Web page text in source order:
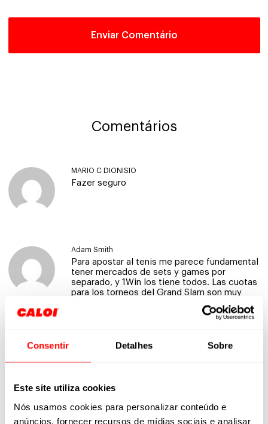
Consentir Detalhes Sobre
Este site utiliza cookies
Nós usamos cookies para personalizar conteúdo e
anúncios, fornecer recursos de mídias sociais e analisar
Comentários
MARIO C DIONISIO
Fazer seguro
Adam Smith
Para apostar al tenis me parece fundamental
tener mercados de sets y games por
separado, y 1Win los tiene todos. Las cuotas
para los torneos del Grand Slam son muy
amante del tenis y las apuestas deportivas,
https://1win-casino-
deporte es realmente amplia y detallada.
Para apostar al tenis me parece fundamental
tener mercados de sets y games por